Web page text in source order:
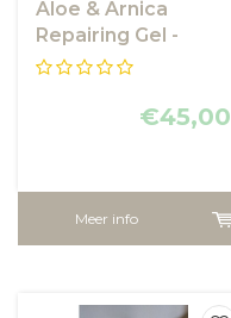
Aloe & Arnica
Repairing Gel -
Kalmerende en
€45,00
Meer info